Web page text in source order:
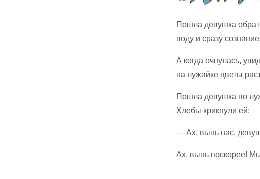
Пошла девушка
воду и сразу
А когда очнулась,
на лужайке цветы
Пошла девушка по
Хлебы крикнули ей:
— Ах, вынь нас,
Ах, вынь поскорее!